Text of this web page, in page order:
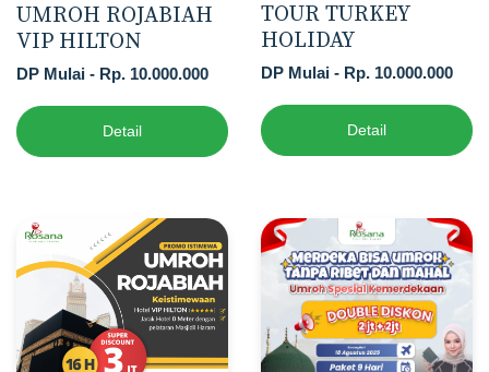
UMROH ROJABIAH
VIP HILTON
DP Mulai - Rp. 10.000.000
Detail
TOUR TURKEY
HOLIDAY
DP Mulai - Rp. 10.000.000
Detail